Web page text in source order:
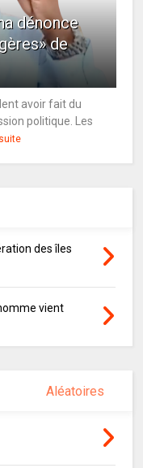
dénonce
de
avoir fait du
politique. Les
des îles
vient
Aléatoires